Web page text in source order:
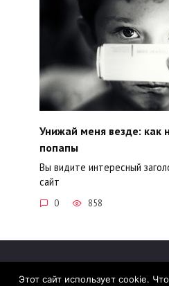
Унижай меня везде: как
попапы
Вы видите интересный
сайт
0 858
Этот сайт использует cookie.